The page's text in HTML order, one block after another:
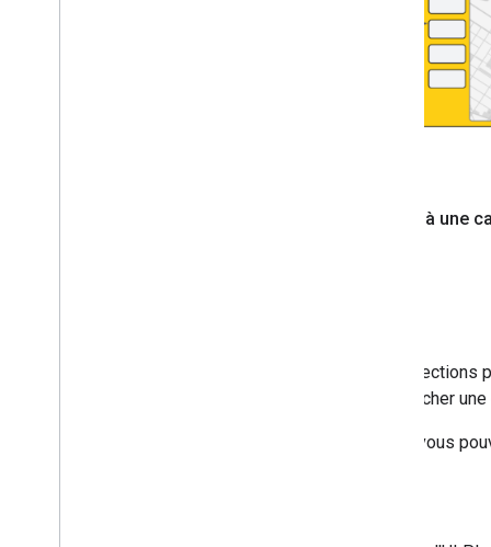
Associé à une
Si vous utilisez l'ancienne API
modifier votre intégration pour afficher
Pour les informations d'adresse, vous